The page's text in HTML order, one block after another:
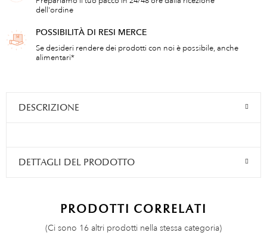
dell'ordine
POSSIBILITÀ DI RESI MERCE
Se desideri rendere dei prodotti con noi è possibile, anche
alimentari*
DESCRIZIONE
DETTAGLI DEL PRODOTTO
PRODOTTI CORRELATI
(Ci sono 16 altri prodotti nella stessa categoria)